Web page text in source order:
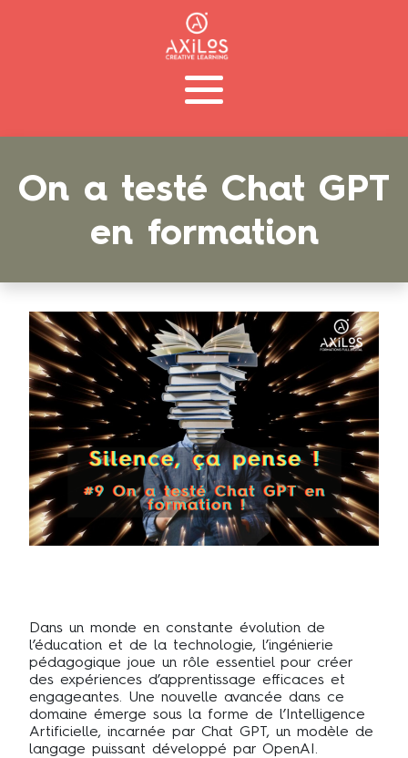
On a testé Chat GPT
en formation
Dans un monde en constante évolution de
l’éducation et de la technologie, l’ingénierie
pédagogique joue un rôle essentiel pour créer
des expériences d’apprentissage efficaces et
engageantes. Une nouvelle avancée dans ce
domaine émerge sous la forme de l’Intelligence
Artificielle, incarnée par Chat GPT, un modèle de
langage puissant développé par OpenAI.